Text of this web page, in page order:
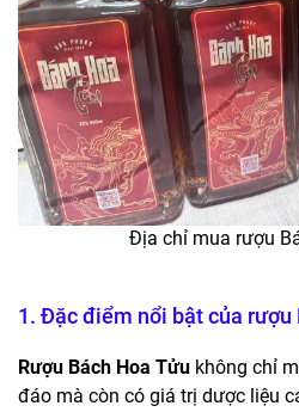
Địa chỉ mua rượu
1. Đặc điểm nổi bật của rượu
Rượu Bách Hoa Tửu không chỉ
đáo mà còn có giá trị dược liệu